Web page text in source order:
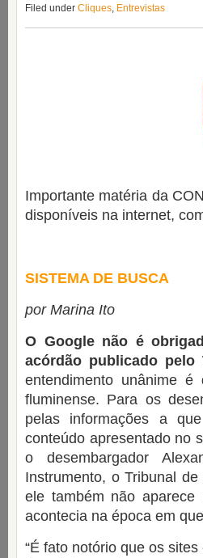
Filed under Cliques, Entrevistas
Importante matéria da
disponíveis na internet,
SISTEMA DE BUSCA
por Marina Ito
O Google não é
acórdão publicado
entendimento unânime
fluminense. Para os
pelas informações a
conteúdo apresentado no
o desembargador
Instrumento, o Tribunal
ele também não
acontecia na época em
“É fato notório que os